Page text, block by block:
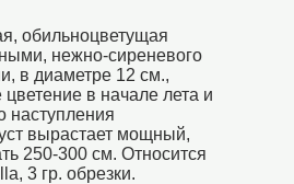
обильноцветущая
нежно-сиреневого
в диаметре 12 см.,
цветение в начале лета и
наступления
вырастает мощный,
250-300 см. Относится
3 гр. обрезки.